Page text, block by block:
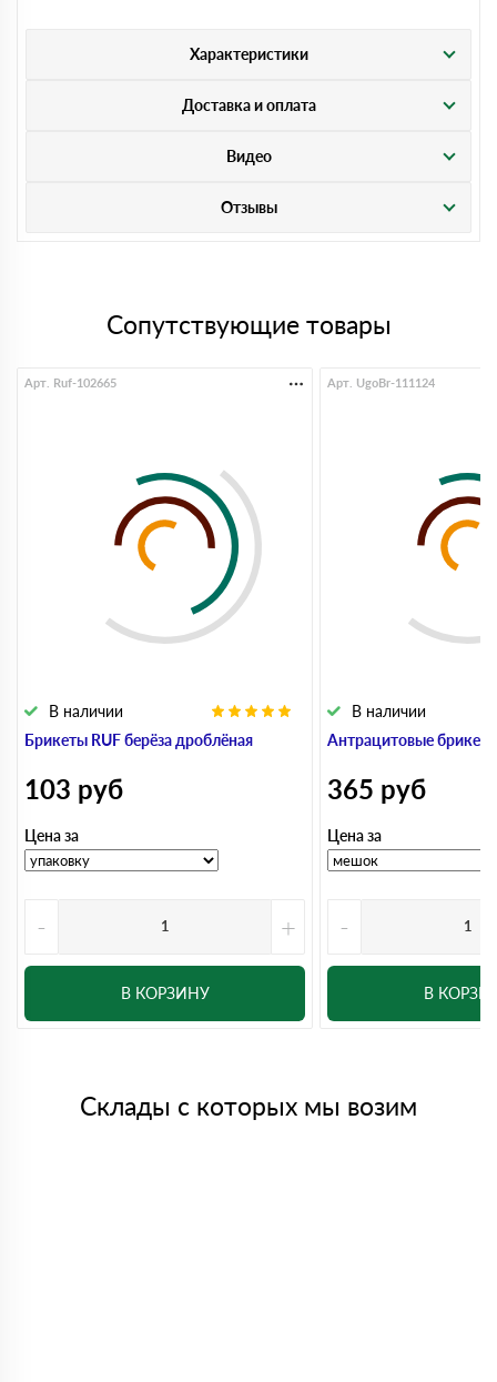
Характеристики
Доставка и оплата
Видео
Отзывы
Сопутствующие товары
Брикеты RUF берёза дроблёная
В наличии
Арт. Ruf-102665
103 руб
Цена за
- +
В КОРЗИНУ
Антрацитовые
В наличии
Арт. UgoBr-111124
365 руб
Цена за
-
В
Склады с которых мы возим